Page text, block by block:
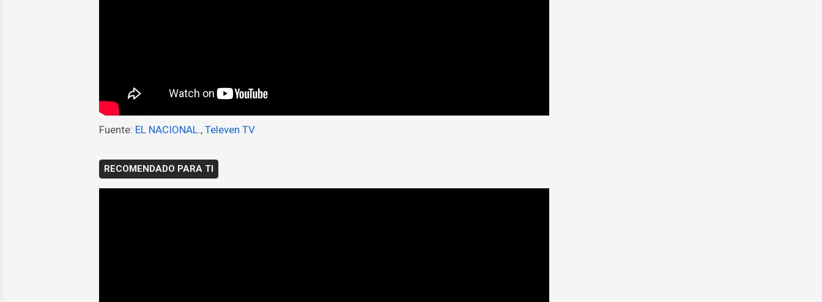
Fuente: EL NACIONAL., Televen TV
RECOMENDADO PARA TI